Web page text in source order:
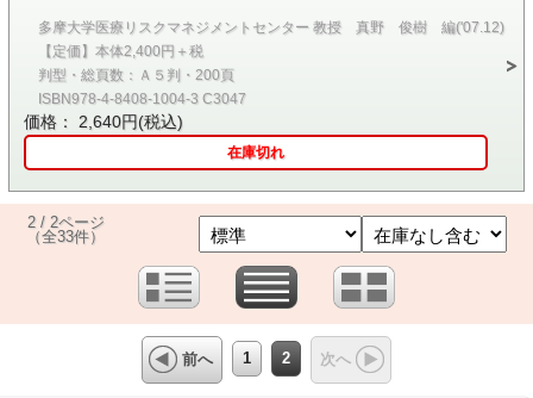
多摩大学医療リスクマネジメントセンター 教授 真野 俊樹 編('07.12)
【定価】本体2,400円＋税
判型・総頁数：Ａ５判・200頁
ISBN978-4-8408-1004-3 C3047
価格： 2,640円(税込)
在庫切れ
2 / 2ページ
（全33件）
前へ 1 2 次へ